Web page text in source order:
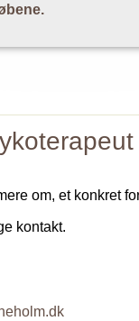
om, et konkret
kontakt.